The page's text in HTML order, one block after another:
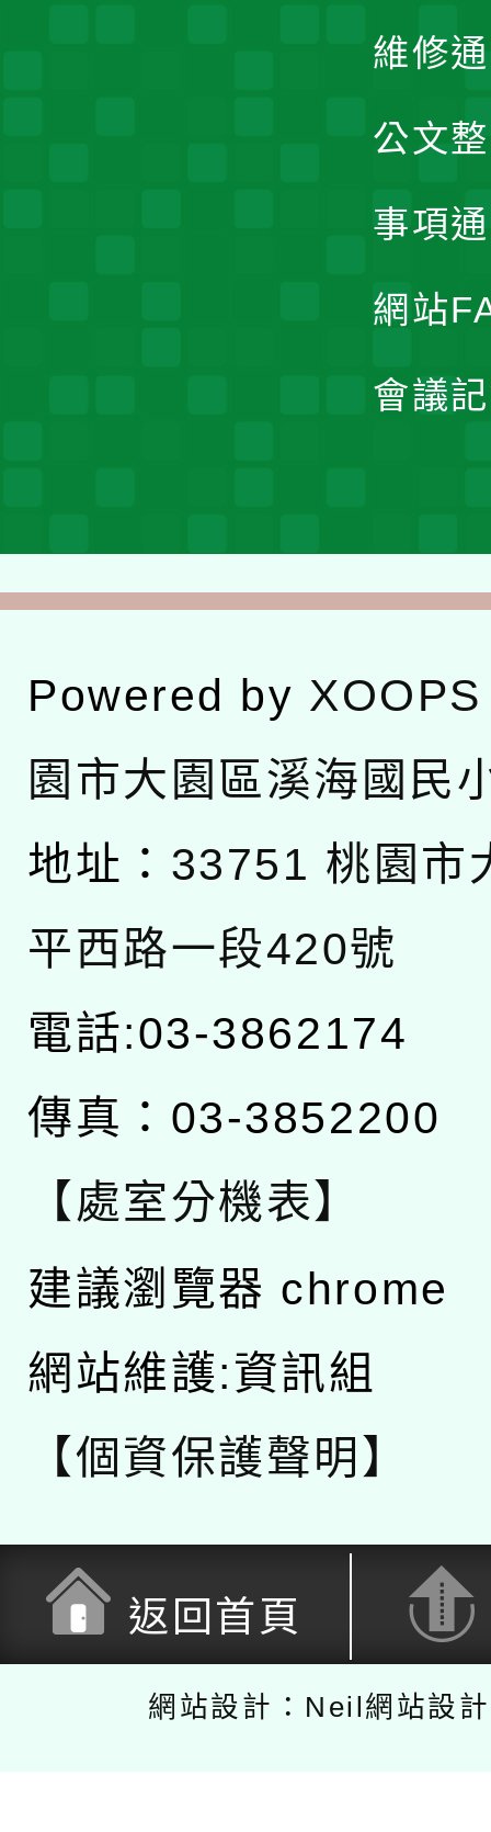
維修
公文
事項
網站
會議
Powered by XOOPS
園市大園區溪海國民
地址： 33751 桃園市
平西路一段420號
電話:03-3862174
傳真：03-3852200
【處室分機表】
建議瀏覽器 chrome
網站維護:資訊組
【個資保護聲明】
返回首頁
網站設計：Neil網站設